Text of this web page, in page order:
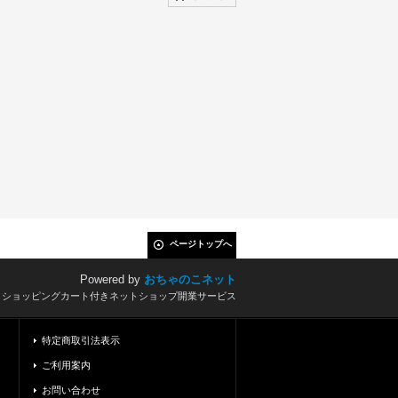
ページトップへ
Powered by おちゃのこネット
ョッピングカート付きネットショップ開業サービス
特定商取引法表示
ご利用案内
お問い合わせ